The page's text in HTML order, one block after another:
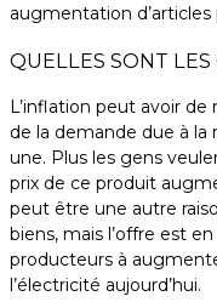
augmentation
QUELLES SONT LES
L’inflation peut avoir
de la demande due à la
une. Plus les gens
prix de ce produit
peut être une autre
biens, mais l’offre est
producteurs à
l’électricité aujourd’hui.